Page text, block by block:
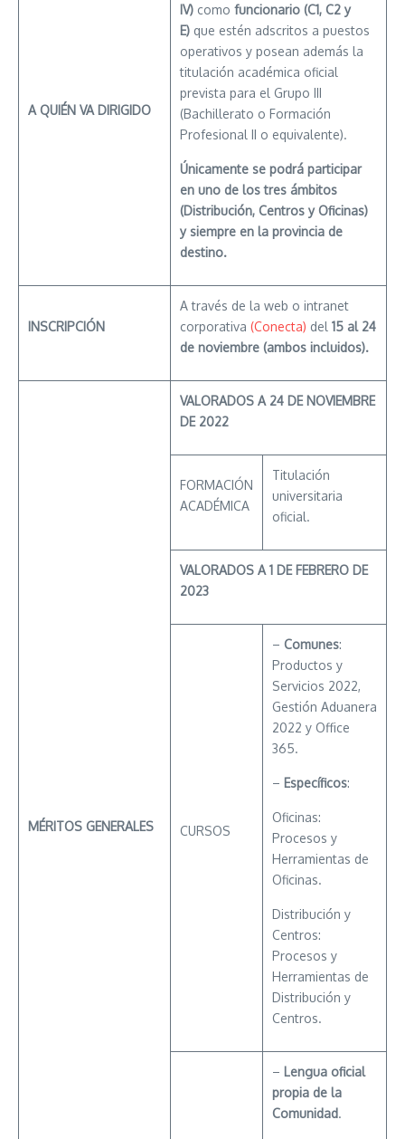
A QUIÉN VA DIRIGIDO
IV) como funcionario (C1, C2 y
E) que estén adscritos a puestos
operativos y posean además la
titulación académica oficial
prevista para el Grupo III
(Bachillerato o Formación
Profesional II o equivalente).
Únicamente se podrá participar
en uno de los tres ámbitos
(Distribución, Centros y Oficinas)
y siempre en la provincia de
destino.
INSCRIPCIÓN
A través de la web o intranet
corporativa (Conecta) del 15 al 24
de noviembre (ambos incluidos).
MÉRITOS GENERALES
VALORADOS A 24 DE NOVIEMBRE
DE 2022
FORMACIÓN
ACADÉMICA
Titulación
universitaria
oficial.
VALORADOS A 1 DE FEBRERO DE
2023
CURSOS
– Comunes:
Productos y
Servicios 2022,
Gestión Aduanera
2022 y Office
365.
– Específicos:
Oficinas:
Procesos y
Herramientas de
Oficinas.
Distribución y
Centros:
Procesos y
Herramientas de
Distribución y
Centros.
– Lengua oficial
propia de la
Comunidad.